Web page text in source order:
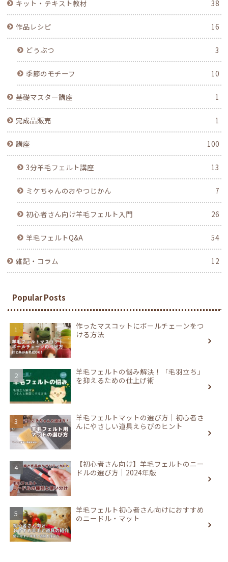
キット・テキスト教材 38
作品レシピ 16
どうぶつ 3
季節のモチーフ 10
基礎マスター講座 1
完成品販売 1
講座 100
3分羊毛フェルト講座 13
ミケちゃんのおやつじかん 7
初心者さん向け羊毛フェルト入門 26
羊毛フェルトQ&A 54
雑記・コラム 12
Popular Posts
作ったマスコットにボールチェーンをつ
ける方法
羊毛フェルトの悩み解決！「毛羽立ち」
を抑えるための仕上げ術
羊毛フェルトマットの選び方｜初心者さ
んにやさしい道具えらびのヒント
【初心者さん向け】羊毛フェルトのニー
ドルの選び方｜2024年版
羊毛フェルト初心者さん向けにおすすめ
のニードル・マット